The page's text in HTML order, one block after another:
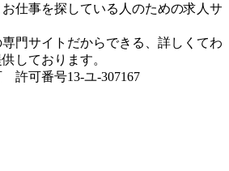
仕事を探している人のための求人サ
門サイトだからできる、詳しくてわ
しております。
許可番号13-ユ-307167